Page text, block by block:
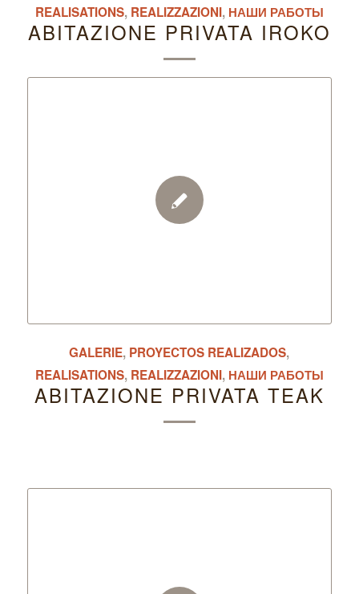
REALISATIONS, REALIZZAZIONI, НАШИ РАБОТЫ
ABITAZIONE PRIVATA IROKO
GALERIE, PROYECTOS REALIZADOS,
REALISATIONS, REALIZZAZIONI, НАШИ РАБОТЫ
ABITAZIONE PRIVATA TEAK